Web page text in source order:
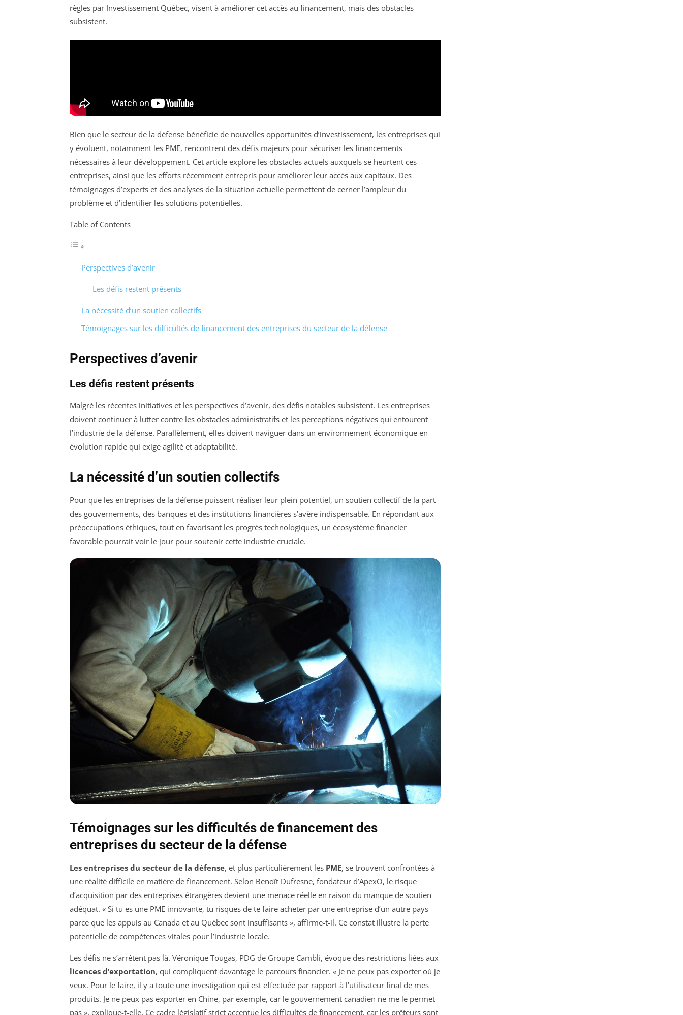
règles par Investissement Québec, visent à améliorer cet accès au financement, mais des obstacles
subsistent.
Bien que le secteur de la défense bénéficie de nouvelles opportunités d’investissement, les entreprises qui
y évoluent, notamment les PME, rencontrent des défis majeurs pour sécuriser les financements
nécessaires à leur développement. Cet article explore les obstacles actuels auxquels se heurtent ces
entreprises, ainsi que les efforts récemment entrepris pour améliorer leur accès aux capitaux. Des
témoignages d’experts et des analyses de la situation actuelle permettent de cerner l’ampleur du
problème et d’identifier les solutions potentielles.
Table of Contents
Perspectives d’avenir
Les défis restent présents
La nécessité d’un soutien collectifs
Témoignages sur les difficultés de financement des entreprises du secteur de la défense
Perspectives d’avenir
Les défis restent présents
Malgré les récentes initiatives et les perspectives d’avenir, des défis notables subsistent. Les entreprises
doivent continuer à lutter contre les obstacles administratifs et les perceptions négatives qui entourent
l’industrie de la défense. Parallèlement, elles doivent naviguer dans un environnement économique en
évolution rapide qui exige agilité et adaptabilité.
La nécessité d’un soutien collectifs
Pour que les entreprises de la défense puissent réaliser leur plein potentiel, un soutien collectif de la part
des gouvernements, des banques et des institutions financières s’avère indispensable. En répondant aux
préoccupations éthiques, tout en favorisant les progrès technologiques, un écosystème financier
favorable pourrait voir le jour pour soutenir cette industrie cruciale.
Témoignages sur les difficultés de financement des
entreprises du secteur de la défense
Les entreprises du secteur de la défense, et plus particulièrement les PME, se trouvent confrontées à
une réalité difficile en matière de financement. Selon Benoît Dufresne, fondateur d’ApexO, le risque
d’acquisition par des entreprises étrangères devient une menace réelle en raison du manque de soutien
adéquat. « Si tu es une PME innovante, tu risques de te faire acheter par une entreprise d’un autre pays
parce que les appuis au Canada et au Québec sont insuffisants », affirme-t-il. Ce constat illustre la perte
potentielle de compétences vitales pour l’industrie locale.
Les défis ne s’arrêtent pas là. Véronique Tougas, PDG de Groupe Cambli, évoque des restrictions liées aux
licences d’exportation, qui compliquent davantage le parcours financier. « Je ne peux pas exporter où je
veux. Pour le faire, il y a toute une investigation qui est effectuée par rapport à l’utilisateur final de mes
produits. Je ne peux pas exporter en Chine, par exemple, car le gouvernement canadien ne me le permet
pas », explique-t-elle. Ce cadre législatif strict accentue les difficultés de financement, car les prêteurs sont